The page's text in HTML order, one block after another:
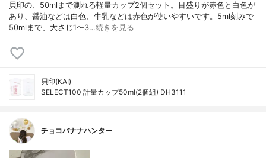
貝印の、50mlまで測れる軽量カップ2個セット。目盛りが赤色と白色が
あり、醤油などは白色、牛乳などは赤色が使いやすいです。5ml刻みで
50mlまで、大さじ1〜3…続きを見る
貝印(KAI)
SELECT100 計量カップ50ml(2個組) DH3111
チョコバナナハンター